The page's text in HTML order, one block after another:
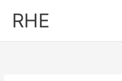
RHE